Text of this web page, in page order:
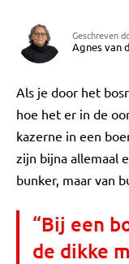
Geschreven
Agnes van
Als je door het
hoe het er in de
kazerne in een
zijn bijna allemaal
bunker, maar van
“Bij een
de dikke